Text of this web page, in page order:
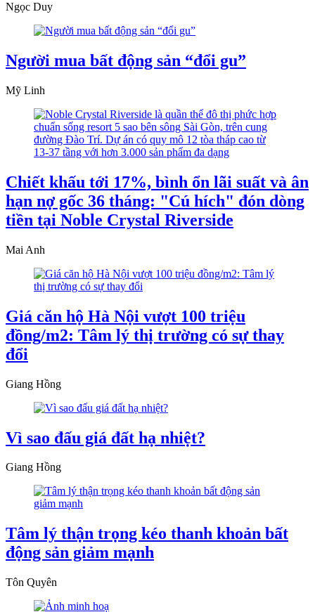
Ngọc Duy
Người mua bất động sản “đổi gu”
Mỹ Linh
Chiết khấu tới 17%, bình ổn lãi suất và ân
hạn nợ gốc 36 tháng: "Cú hích" đón dòng
tiền tại Noble Crystal Riverside
Mai Anh
Giá căn hộ Hà Nội vượt 100 triệu
đồng/m2: Tâm lý thị trường có sự thay
đổi
Giang Hồng
Vì sao đấu giá đất hạ nhiệt?
Giang Hồng
Tâm lý thận trọng kéo thanh khoản bất
động sản giảm mạnh
Tôn Quyên